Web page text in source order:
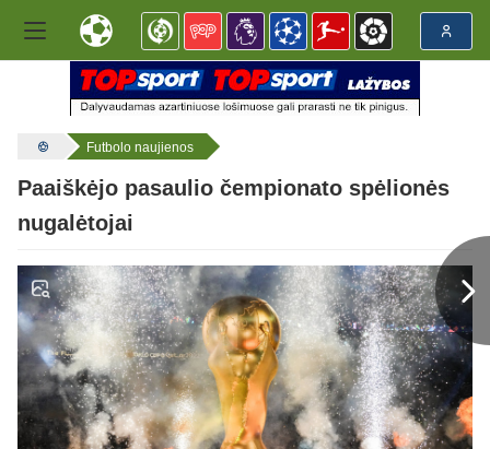
Futbolo naujienos
Paaiškėjo pasaulio čempionato spėlionės
nugalėtojai